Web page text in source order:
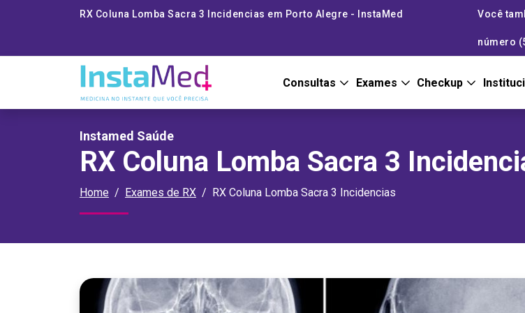
RX Coluna Lomba Sacra 3 Incidencias em Porto Alegre - InstaMed Você
número
Consultas Exames Checkup
Instamed Saúde
RX Coluna Lomba Sacra 3
Home Exames de RX RX Coluna Lomba Sacra 3 Incidencias